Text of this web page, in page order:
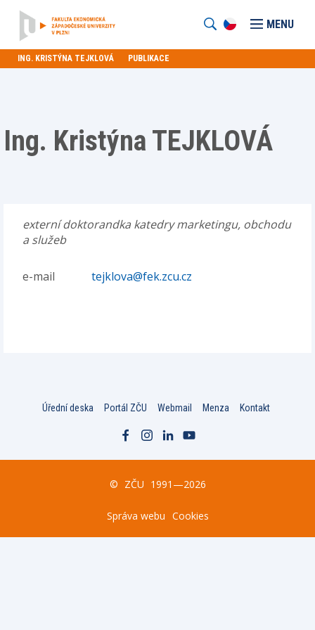
MENU
ING. KRISTÝNA TEJKLOVÁ PUBLIKACE
Ing. Kristýna TEJKLOVÁ
externí doktorandka katedry marketingu, obchodu
a služeb
e-mail tejklova@fek.zcu.cz
Úřední deska Portál ZČU Webmail Menza Kontakt
© ZČU 1991—2026
Správa webu Cookies